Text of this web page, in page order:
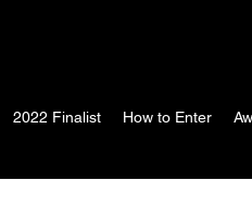
2022 Finalist How to Enter